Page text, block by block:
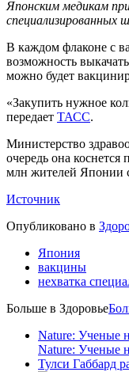
Японским медикам
специализированных
В каждом флаконе с
возможность
можно будет
«Закупить нужное
передает ТАСС.
Министерство
очередь она
млн жителей Японии
Источник
Опубликовано в
Япония
вакцины
нехватка
Больше в Здоровье
Nature: Ученые
Nature: Ученые
Тулси Габбард